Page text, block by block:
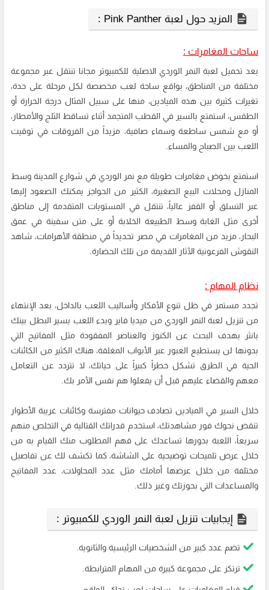
المزيد حول لعبة Pink Panther :
ساحات المغامرات :
بعد تحميل لعبة النمر الوردي الاصلية للكمبيوتر مجانا تنتقل عبر مجموعة
مختلفة من المناطق، بواقع ساحة لعب مخصصة لكل مرحلة على حدة،
تغيرات كثيرة بين هذه الميادين، منها على سبيل المثال درجة الحرارة أو
الطقس، استمتع بالسير في القطب المتجمد أثناء تساقط الثلج والأمطار،
أو مع شمس ساطعة وسماء صافية، مزيداً من الفروقات في توقيت
اللعب بين الصباح والمساء.
استمتع بخوض مغامرات طويلة مع نمر الوردي في شوارع المدينة وسط
المنازل ومحلات البيع الصغيرة، الكثير من الحواجز يمكنك الصعود إليها
عبر التسلق أو القفز عالياً، تنتقل في المستويات المتقدمة إلى مناطق
أخرى مثل الغابة وسط الطبيعة الخلابة أو على متن سفينة في عمق
البحار، مزيد من المغامرات في مصر تحديداً في منطقة الأهرامات، شاهد
النقوش الفرعونية الآثار القديمة من تلك الحضارة.
نظام المهام :
تجدد مستمر في ظل تنوع الأفكار وأساليب اللعب بالداخل، بعد الإنتهاء
من تنزيل لعبة النمر الوردي من ميديا فاير وبدء اللعب يسير البطل بينك
بانثر بهدف البحث عن الكنوز والعناصر المفقودة مثل المفاتيح التي
بدونها لن يستطيع العبور عبر الأبواب المغلقة، هناك الكثير من الكائنات
الحية في الطرق تشكل خطراً كبيراً على حياتك، لا تتردد عن التعامل
معهم والقضاء عليهم قبل أن يفعلوا هم نفس الأمر بك.
خلال السير في الميادين تصادف حيوانات مفترسة وكائنات غريبة الأطوار
تنقض نحوك فور مشاهدتك، استخدم قدراتك القتالية في التخلص منهم
سريعاً، اللعبة بدورها تساعدك على فهم المطلوب منك القيام به من
خلال عرض تلميحات توضيحية على الشاشة، كما تكشف لك عن تفاصيل
مختلفة من خلال عرضها أمامك مثل عدد المحاولات، عدد المفاتيح
والمساعدات التي بحوزتك وغير ذلك.
إيجابيات تنزيل لعبة النمر الوردي للكمبيوتر :
تضم عدد كبير من الشخصيات الرئيسية والثانوية.
ترتكز على مجموعة كبيرة من المهام المترابطة.